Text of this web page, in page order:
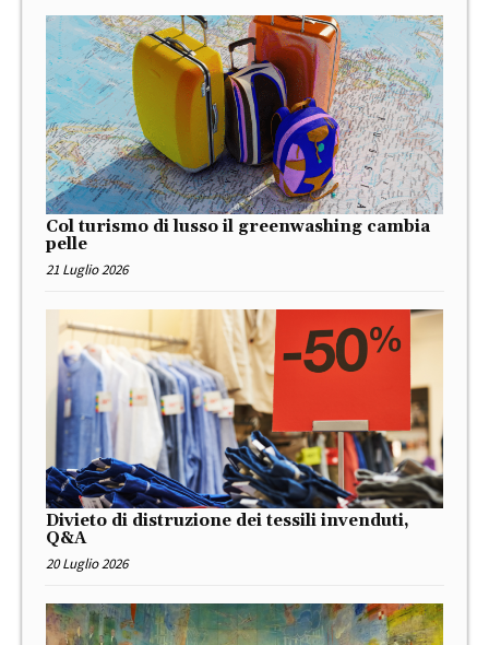
Col turismo di lusso il greenwashing cambia
pelle
21 Luglio 2026
Divieto di distruzione dei tessili invenduti,
Q&A
20 Luglio 2026